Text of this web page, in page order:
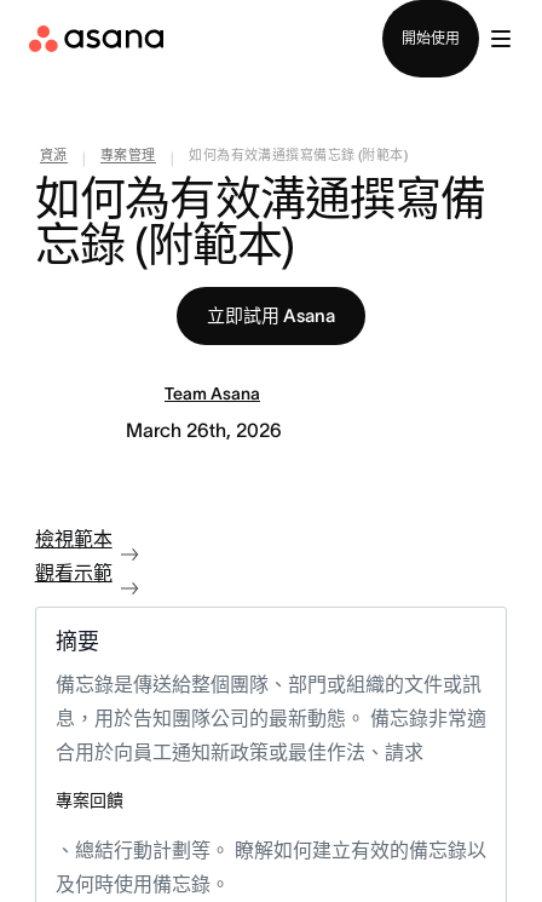
開始使用
資源 專案管理 如何為有效溝通撰寫備忘錄 (附範本)
如何為有效溝通撰寫備
忘錄 (附範本)
立即試用 Asana
Team Asana
March 26th, 2026
檢視範本
觀看示範
摘要
備忘錄是傳送給整個團隊、部門或組織的文件或訊
息，用於告知團隊公司的最新動態。 備忘錄非常適
合用於向員工通知新政策或最佳作法、請求
專案回饋
、總結行動計劃等。 瞭解如何建立有效的備忘錄以
及何時使用備忘錄。